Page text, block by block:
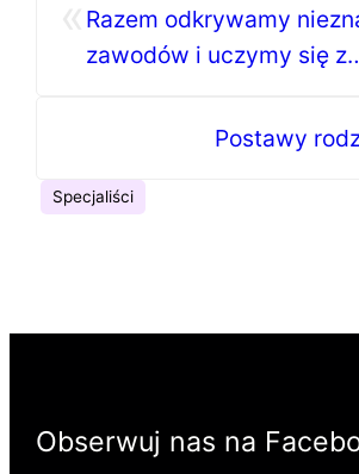
Razem odkrywamy
zawodów i uczymy się z
Postawy
Specjaliści
Obserwuj nas na